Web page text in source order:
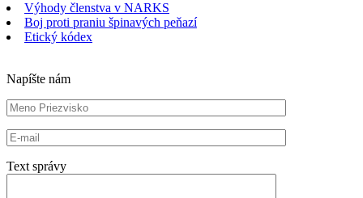
Výhody členstva v NARKS
Boj proti praniu špinavých peňazí
Etický kódex
Napíšte nám
Text správy